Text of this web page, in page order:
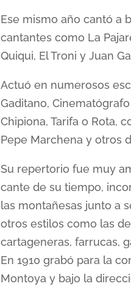
Ese mismo año cantó a
cantantes como La
Quiqui, El Troni y Juan
Actuó en numerosos
Gaditano,
Chipiona, Tarifa o Rota,
Pepe Marchena y otros
Su repertorio fue muy
cante de su tiempo,
las montañesas junto a
otros estilos como las
cartageneras, farrucas,
En 1910 grabó para la
Montoya y bajo la